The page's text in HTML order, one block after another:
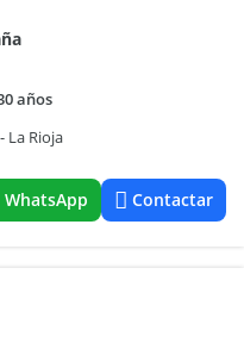
años
La Rioja
WhatsApp Contactar